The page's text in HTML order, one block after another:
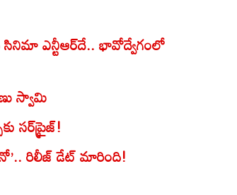
సినిమా ఎన్టీఆర్‌దే.. భావోద్వేగంలో
స్వామి
సర్‌ప్రైజ్!
రిలీజ్ డేట్ మారింది!